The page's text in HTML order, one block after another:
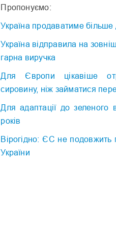
Пропонуємо:
Україна продаватиме
Україна відправила на
гарна виручка
Для Європи цікавіше
сировину, ніж займатися
Для адаптації до зеленого
років
Вірогідно: ЄС не подовжить
України